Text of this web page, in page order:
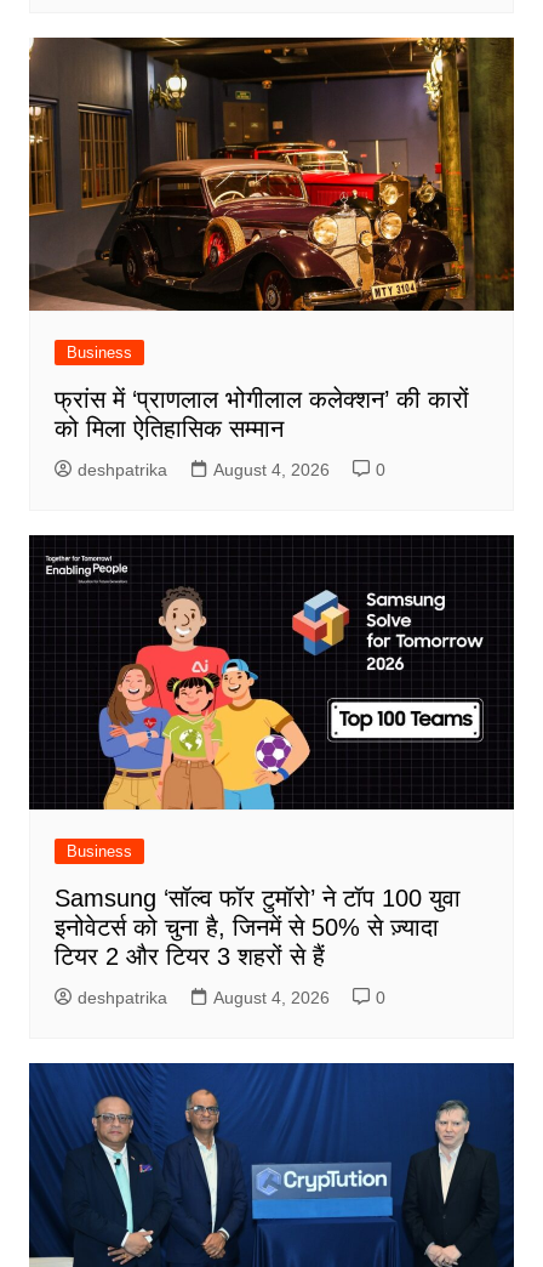
Business
फ्रांस में ‘प्राणलाल भोगीलाल कलेक्शन’ की कारों
को मिला ऐतिहासिक सम्मान
deshpatrika August 4, 2026 0
Business
Samsung ‘सॉल्व फॉर टुमॉरो’ ने टॉप 100 युवा
इनोवेटर्स को चुना है, जिनमें से 50% से ज़्यादा
टियर 2 और टियर 3 शहरों से हैं
deshpatrika August 4, 2026 0